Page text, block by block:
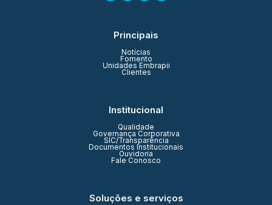
Principais
Notícias
Fomento
Unidades Embrapii
Clientes
Institucional
Qualidade
Governança Corporativa
SIC/Transparência
Documentos Institucionais
Ouvidoria
Fale Conosco
Soluções e serviços